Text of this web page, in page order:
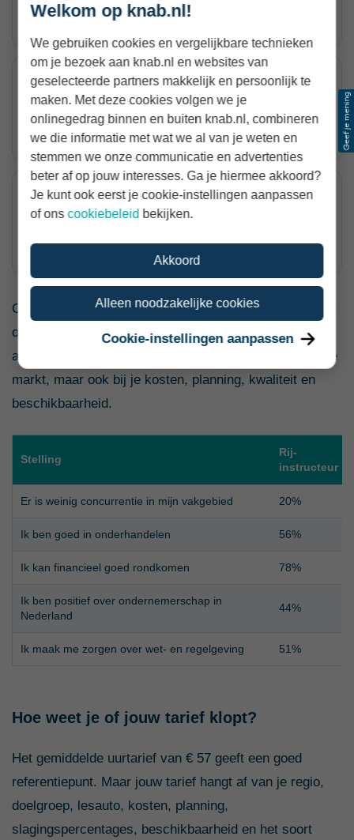
ranking 72 van 80
Weinig zakelijke kosten
37%
ranking 78 van 80
Positief over eigen bedrijf
84%
ranking 36 van 80
Ook ervaart slechts 20% weinig concurrentie. Dat wijst
op een markt met veel vraag, maar ook veel
aanbieders. Je tarief moet dus niet alleen passen bij de
markt, maar ook bij je kosten, planning, kwaliteit en
beschikbaarheid.
Stelling
Rij-
instructeur
Er is weinig concurrentie in mijn vakgebied 20%
Ik ben goed in onderhandelen 56%
Ik kan financieel goed rondkomen 78%
Ik ben positief over ondernemerschap in
Nederland
44%
Ik maak me zorgen over wet- en regelgeving 51%
Hoe weet je of jouw tarief klopt?
Het gemiddelde uurtarief van € 57 geeft een goed
referentiepunt. Maar jouw tarief hangt af van je regio,
doelgroep, lesauto, kosten, planning,
slagingspercentages, beschikbaarheid en het soort
Welkom op knab.nl!
We gebruiken cookies en vergelijkbare technieken
om je bezoek aan knab.nl en websites van
geselecteerde partners makkelijk en persoonlijk te
maken. Met deze cookies volgen we je
onlinegedrag binnen en buiten knab.nl, combineren
we die informatie met wat we al van je weten en
stemmen we onze communicatie en advertenties
beter af op jouw interesses. Ga je hiermee akkoord?
Je kunt ook eerst je cookie-instellingen aanpassen
of onscookiebeleid bekijken.
Akkoord
Alleen noodzakelijke cookies
Cookie-instellingen aanpassen